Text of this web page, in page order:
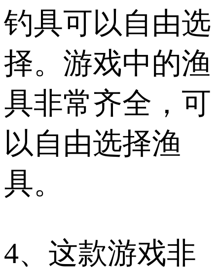
钓具可以自由选
择。游戏中的渔
具非常齐全，可
以自由选择渔
具。
4、这款游戏非